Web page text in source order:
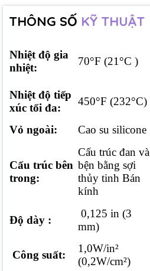
THÔNG SỐ KỸ THUẬT
Nhiệt độ gia
nhiệt:
70°F (21°C )
Nhiệt độ tiếp
xúc tối đa:
450°F (232°C)
Vỏ ngoài: Cao su silicone
Cấu trúc bên
trong:
Cấu trúc đan và
bện bằng sợi
thủy tinh Bán
kính
Độ dày :
0,125 in (3
mm)
Công suất:
1,0W/in²
(0,2W/cm²)